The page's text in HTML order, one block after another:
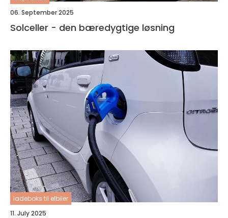
06. September 2025
Solceller - den bæredygtige løsning
ladeboks til elbiler
11. July 2025